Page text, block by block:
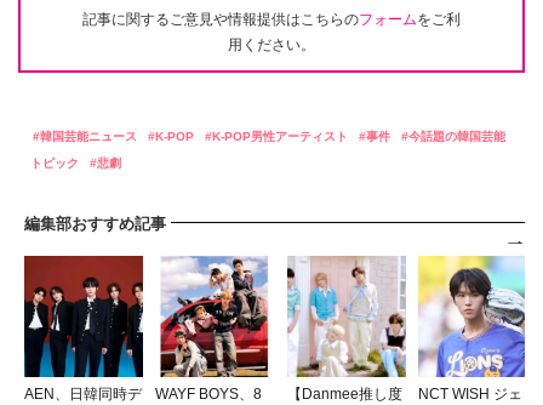
記事に関するご意見や情報提供はこちらのフォームをご利
用ください。
韓国芸能ニュース K-POP K-POP男性アーティスト 事件
今話題の韓国芸能
トピック
悲劇
編集部おすすめ記事
AEN、日韓同時デ
WAYF BOYS、8
【Danmee推し度
NCT WISH ジェ